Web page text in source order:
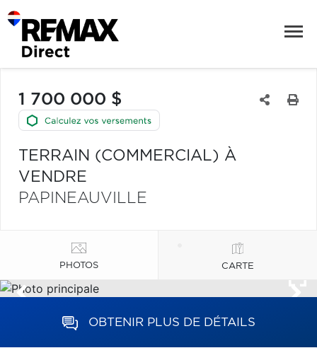
1 700 000 $
TERRAIN (COMMERCIAL) À
VENDRE
PAPINEAUVILLE
PHOTOS CARTE
OBTENIR PLUS DE DÉTAILS